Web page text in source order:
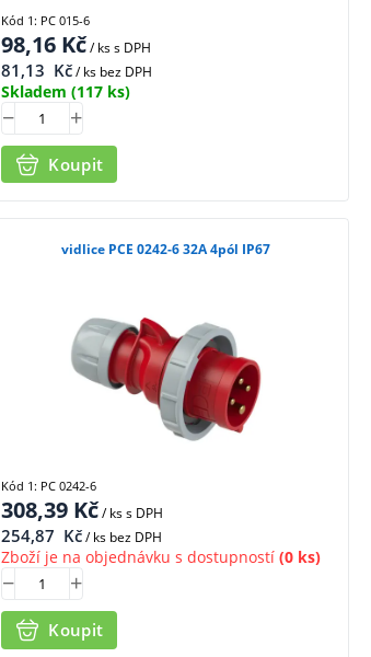
98,16 Kč/ kss DPH
81,13 Kč/ ks bez DPH
Skladem (117 ks)
Koupit
Kód 1: PC 015-6
vidlice PCE 0242-6 32A 4pól IP67
308,39 Kč/ kss DPH
254,87 Kč/ ks bez DPH
Zboží je na objednávku s dostupností (0 ks)
Koupit
Kód 1: PC 0242-6